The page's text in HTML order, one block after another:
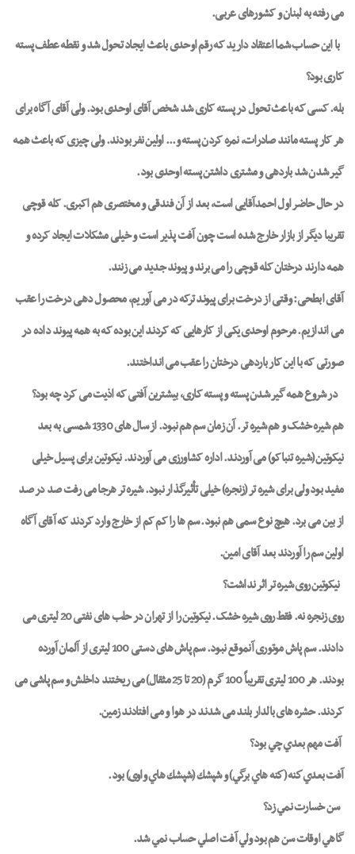
می رفته به لبنان و کشورهای عربی.
با این حساب شما اعتقاد دارید که رقم اوحدی باعث ایجاد تحول شد و نقطه عطف پسته
کاری بود؟
بله. کسی که باعث تحول در پسته کاری شد شخص آقای اوحدی بود. ولی آقای آگاه برای
هر کار پسته مانند صادرات، نمره کردن پسته و... اولین نفر بودند. ولی چیزی که باعث همه
گیر شدن شد باردهی و مشتری داشتن پسته اوحدی بود.
در حال حاضر اول احمدآقایی است، بعد از آن فندقی و مختصری هم اکبری. کله قوچی
تقریبا دیگر از بازار خارج شده است چون آفت پذیر است و خیلی مشکلات ایجاد کرده و
همه دارند درختان کله قوچی را می برند و پیوند جدید می زنند.
آقای ابطحی:وقتی از درخت برای پیوند ترکه در می آوریم، محصول دهی درخت را عقب
می اندازیم. مرحوم اوحدی یکی از کارهایی که کردند این بوده که به همه پیوند داده در
صورتی که با این کار باردهی درختان را عقب می انداختند.
در شروع همه گیر شدن پسته و پسته کاری، بیشترین آفتی که اذیت می کرد چه بود؟
هم شیره خشک و هم شیره تر. آن زمان سم هم نبود. از سال های 1330 شمسی به بعد
نیکوتین (شیره تنباکو) می آوردند. اداره کشاورزی می آوردند. نیکوتین برای پسیل خیلی
مفید بود ولی برای شیره تر (زنجره) خیلی تأثیرگذار نبود. شیره تر هرجا می رفت صد در صد
از بین می برد. هیچ نوع سمی هم نبود. سم ها را کم کم از خارج وارد کردند که آقای آگاه
اولین سم را آوردند بعد آقای امین.
نیکوتین روی شیره تر اثر نداشت؟
روی زنجره نه. فقط روی شیره خشک. نیکوتین را از تهران در حلب های نفتی 20 لیتری می
دادند. سم پاش موتوری آنموقع نبود. سم پاش های دستی 100 لیتری از آلمان آورده
بودند. هر 100 لیتری تقریباً 100 گرم (20 تا 25 مثقال) می ریختند داخلش و سم پاشی می
کردند. حشره های بالدار بلند می شدند در هوا و می افتادند زمین.
آفت مهم بعدي چي بود؟
آفت بعدي كنه (كنه هاي برگي) و شپشك (شپشك هاي واوی) بود.
سن خسارت نمي زد؟
گاهي اوقات سن هم بود ولي آفت اصلي حساب نمي شد.